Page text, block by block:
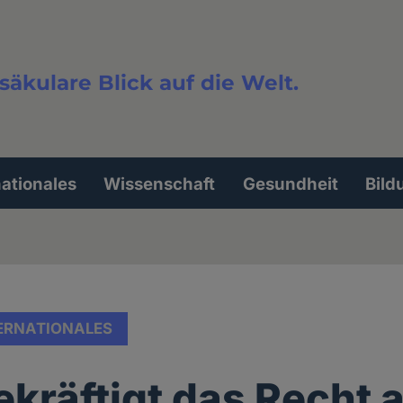
Blick auf die Welt.
Wissenschaft Gesundheit